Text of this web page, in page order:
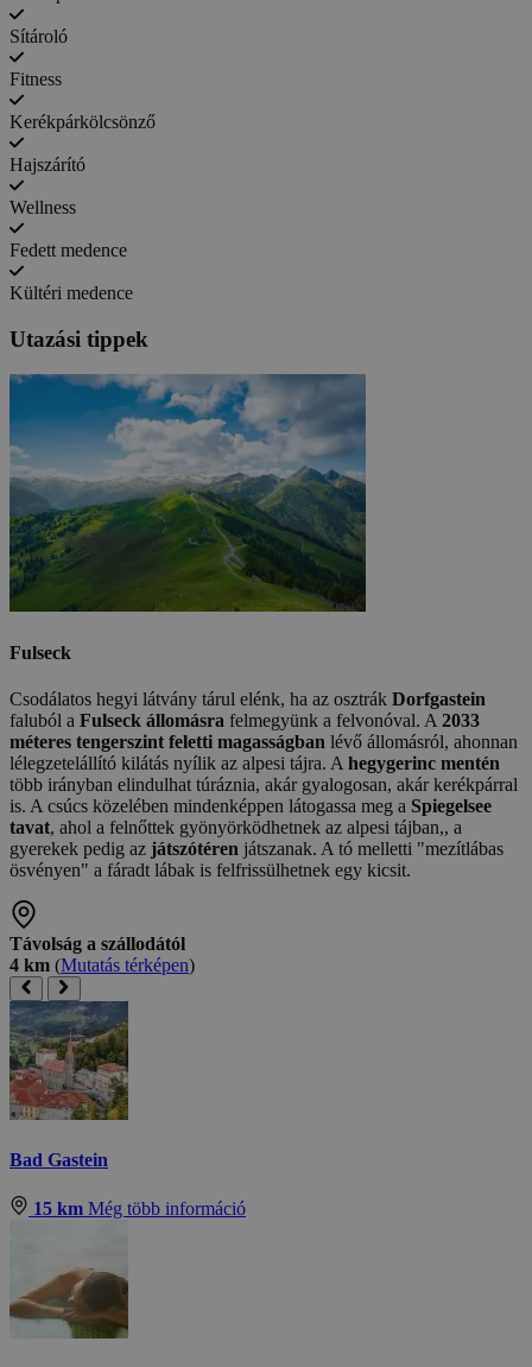
Sítároló
Fitness
Kerékpárkölcsönző
Hajszárító
Wellness
Fedett medence
Kültéri medence
Utazási tippek
Fulseck
Csodálatos hegyi látvány tárul elénk, ha az osztrák Dorfgastein
faluból a Fulseck állomásra felmegyünk a felvonóval. A 2033
méteres tengerszint feletti magasságban lévő állomásról, ahonnan
lélegzetelállító kilátás nyílik az alpesi tájra. A hegygerinc mentén
több irányban elindulhat túráznia, akár gyalogosan, akár kerékpárral
is. A csúcs közelében mindenképpen látogassa meg a Spiegelsee
tavat, ahol a felnőttek gyönyörködhetnek az alpesi tájban,, a
gyerekek pedig az játszótéren játszanak. A tó melletti "mezítlábas
ösvényen" a fáradt lábak is felfrissülhetnek egy kicsit.
Távolság a szállodától
4 km (Mutatás térképen)
Bad Gastein
15 km Még több információ